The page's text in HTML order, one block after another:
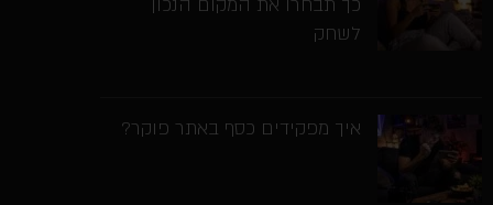
לשחק
איך מפקידים כסף באתר פוקר?